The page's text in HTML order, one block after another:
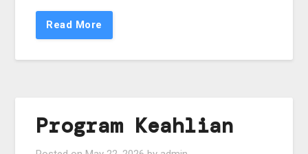
Read More
Program Keahlian